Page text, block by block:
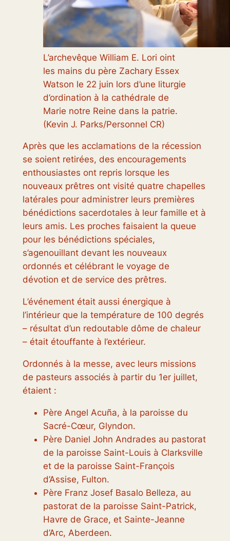
L’archevêque William E. Lori oint
les mains du père Zachary Essex
Watson le 22 juin lors d’une liturgie
d’ordination à la cathédrale de
Marie notre Reine dans la patrie.
(Kevin J. Parks/Personnel CR)
Après que les acclamations de la récession
se soient retirées, des encouragements
enthousiastes ont repris lorsque les
nouveaux prêtres ont visité quatre chapelles
latérales pour administrer leurs premières
bénédictions sacerdotales à leur famille et à
leurs amis. Les proches faisaient la queue
pour les bénédictions spéciales,
s’agenouillant devant les nouveaux
ordonnés et célébrant le voyage de
dévotion et de service des prêtres.
L’événement était aussi énergique à
l’intérieur que la température de 100 degrés
– résultat d’un redoutable dôme de chaleur
– était étouffante à l’extérieur.
Ordonnés à la messe, avec leurs missions
de pasteurs associés à partir du 1er juillet,
étaient :
Père Angel Acuña, à la paroisse du
Sacré-Cœur, Glyndon.
Père Daniel John Andrades au pastorat
de la paroisse Saint-Louis à Clarksville
et de la paroisse Saint-François
d’Assise, Fulton.
Père Franz Josef Basalo Belleza, au
pastorat de la paroisse Saint-Patrick,
Havre de Grace, et Sainte-Jeanne
d’Arc, Aberdeen.